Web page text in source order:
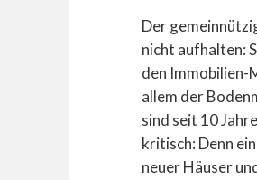
Der
nicht aufhalten:
den Immobilien-
allem der
sind seit 10
kritisch: Denn
neuer Häuser